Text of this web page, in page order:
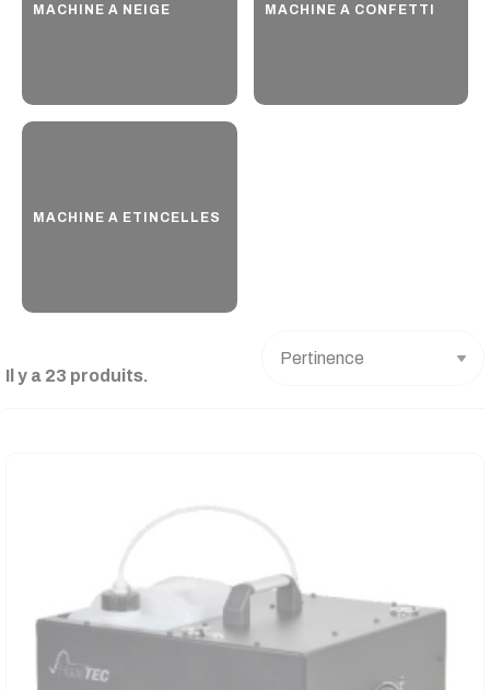
MACHINE A NEIGE MACHINE A CONFETTI
MACHINE A ETINCELLES
Il y a 23 produits.